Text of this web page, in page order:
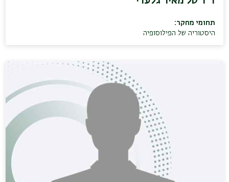
תחומי מחקר:
היסטוריה של הפילוסופיה